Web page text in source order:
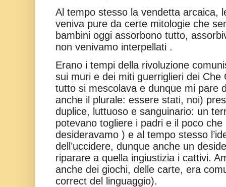
Al tempo stesso la vendetta arcaica,
veniva pure da certe mitologie che
bambini oggi assorbono tutto,
non venivamo interpellati .
Erano i tempi della rivoluzione
sui muri e dei miti guerriglieri dei
tutto si mescolava e dunque mi pare
anche il plurale: essere stati, noi)
duplice, luttuoso e sanguinario: un
potevano togliere i padri e il poco
desideravamo ) e al tempo stesso
dell’uccidere, dunque anche un
riparare a quella ingiustizia i cattivi.
anche dei giochi, delle carte, era
correct del linguaggio).